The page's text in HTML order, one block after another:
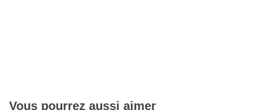
Vous pourrez aussi aimer